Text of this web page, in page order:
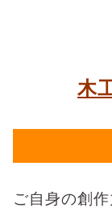
木
ご自身の創